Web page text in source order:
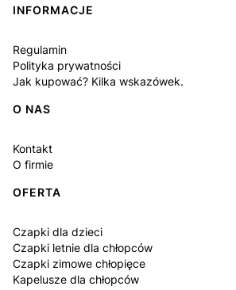
INFORMACJE
Regulamin
Polityka prywatności
Jak kupować? Kilka wskazówek.
O NAS
Kontakt
O firmie
OFERTA
Czapki dla dzieci
Czapki letnie dla chłopców
Czapki zimowe chłopięce
Kapelusze dla chłopców